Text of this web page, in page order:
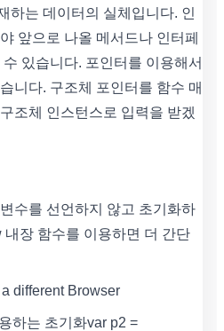
하는 데이터의 실체입니다. 인
앞으로 나올 메서드나 인터페
있습니다. 포인터를 이용해서
니다. 구조체 포인터를 함수 매
조체 인스턴스로 입력을 받겠
수를 선언하지 않고 초기화하
장 함수를 이용하면 더 간단
different Browser
하는 초기화 var p2 =